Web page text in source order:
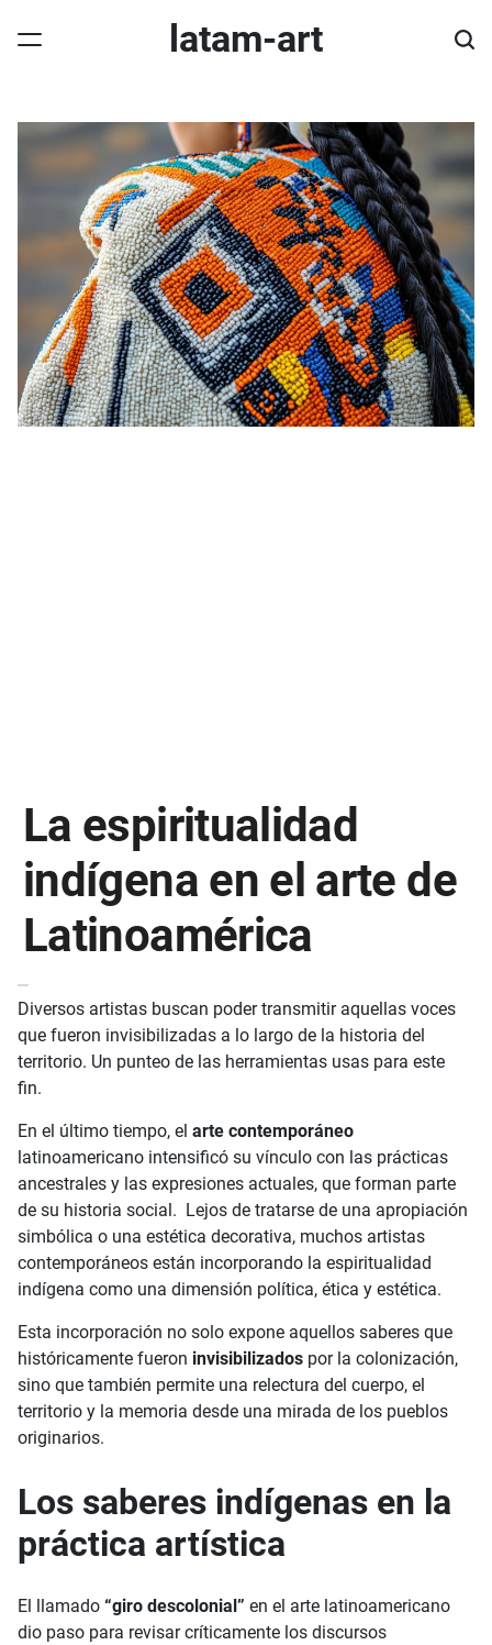
latam-art
La espiritualidad
indígena en el arte de
Latinoamérica
Diversos artistas buscan poder transmitir aquellas voces
que fueron invisibilizadas a lo largo de la historia del
territorio. Un punteo de las herramientas usas para este
fin.
En el último tiempo, el arte contemporáneo
latinoamericano intensificó su vínculo con las prácticas
ancestrales y las expresiones actuales, que forman parte
de su historia social. Lejos de tratarse de una apropiación
simbólica o una estética decorativa, muchos artistas
contemporáneos están incorporando la espiritualidad
indígena como una dimensión política, ética y estética.
Esta incorporación no solo expone aquellos saberes que
históricamente fueron invisibilizados por la colonización,
sino que también permite una relectura del cuerpo, el
territorio y la memoria desde una mirada de los pueblos
originarios.
Los saberes indígenas en la
práctica artística
El llamado “giro descolonial” en el arte latinoamericano
dio paso para revisar críticamente los discursos